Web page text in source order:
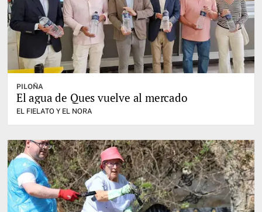
PILOÑA
El agua de Ques vuelve al mercado
EL FIELATO Y EL NORA